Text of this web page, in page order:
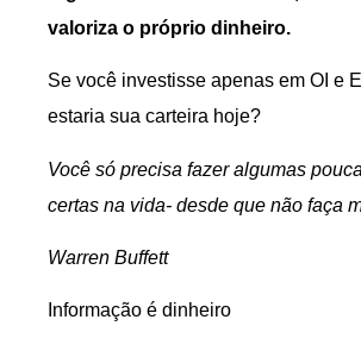
valoriza o próprio dinheiro.
Se você investisse apenas em OI e
estaria sua carteira hoje?
Você só precisa fazer algumas
certas na vida- desde que não faça
Warren Buffett
Informação é dinheiro